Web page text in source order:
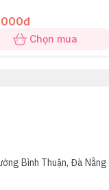
Chọn mua
Bình Thuận, Đà Nẵng